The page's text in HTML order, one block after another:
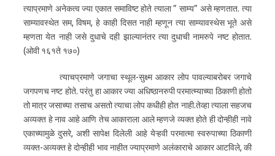
त्याप्रमाणे अनेकत्व ज्या एकात समाविष्ट होते त्याला ” साम्य” असे म्हणतात. त्या
साम्यावस्थेत सम, विषम, हे काही दिसत नाही म्हणून त्या साम्यावस्थेस भूते असे
म्हणता येत नाही जसे दुधाचे दही झाल्यानंतर त्या दुधाची नामरुपे नष्ट होतात.
(ओवी १६१ते १७०)
त्याचप्रमाणे जगाचा स्थूल-सुक्ष्म आकार लोप पावल्याबरोबर जगाचे
जगपणच नष्ट होते. परंतु हा आकार ज्या अधिष्ठानरुपी परमात्म्याच्या ठिकाणी होतो
तो मात्र जसाच्या तसाच असतो त्याचा लोप कधीही होत नाही.तेव्हा त्याला सहजच
अव्यक्त हे नाव आहे आणि तेच आकाराला आले म्हणजे व्यक्त होते ही दोन्हीही नावे
एकाच्यामुळे दुसरे, अशी सापेक्ष दिलेली आहे येऱ्हवी परमात्मा स्वरुपाच्या ठिकाणी
व्यक्त-अव्यक्त हे दोन्हीही भाव नाहीत ज्याप्रमाणे अलंकाराचे आकार आटविले, की